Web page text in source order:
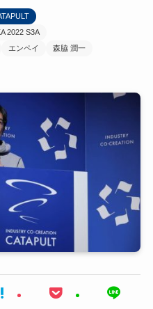
2022 S3A
エンペイ 森脇 潤一